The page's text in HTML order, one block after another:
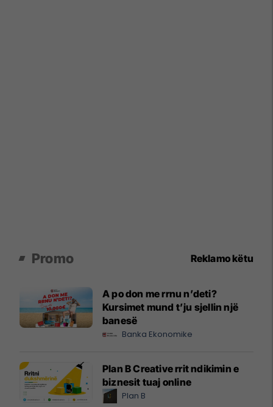
Promo Reklamo këtu
A po don me rrnu n’deti?
Kursimet mund t’ju sjellin një
banesë
Banka Ekonomike
Plan B Creative rrit ndikimin e
biznesit tuaj online
Plan B